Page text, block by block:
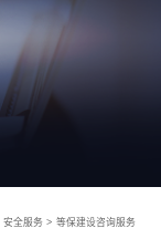
安全服务 > 等保建设咨询服务